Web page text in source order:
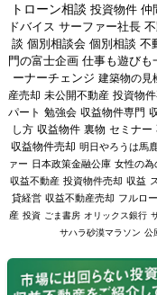
トローン相談 投資物件 仲
ドバイス サーファー社長
談 個別相談会 個別相談 不
門の富士企画 仕事も遊びも
ーナーチェンジ 建築物の見
産売却 未公開不動産 投資物
パート 勉強会 収益物件専門
し方 収益物件 裏物 セミナー
収益物件売却 明日やろうは馬
ァー 日本政策金融公庫 女性の為
収益不動産 投資物件売却 収益
貸経営 収益不動産売却 フルロ
産 投資 ごま書房 オリックス銀行
サハラ砂漠マラソン 公